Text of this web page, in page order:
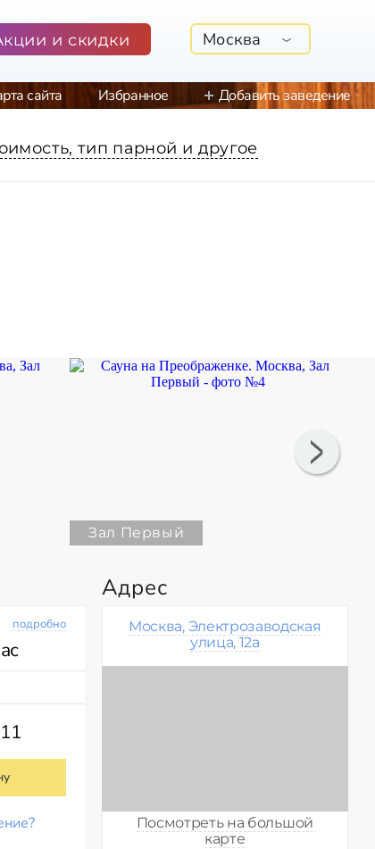
и скидки Москва
сайта Избранное Добавить заведение
тип парной и другое
Зал Первый
подробно
Адрес
Москва, Электрозаводская
улица, 12а
Посмотреть на большой
карте